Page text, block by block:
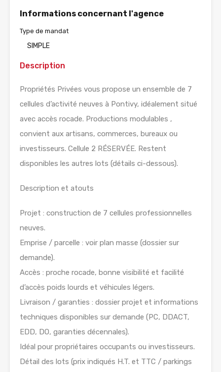
Informations concernant l'agence
Type de mandat
SIMPLE
Description
Propriétés Privées vous propose un ensemble de 7
cellules d’activité neuves à Pontivy, idéalement situé
avec accès rocade. Productions modulables ,
convient aux artisans, commerces, bureaux ou
investisseurs. Cellule 2 RÉSERVÉE. Restent
disponibles les autres lots (détails ci-dessous).
Description et atouts
Projet : construction de 7 cellules professionnelles
neuves.
Emprise / parcelle : voir plan masse (dossier sur
demande).
Accès : proche rocade, bonne visibilité et facilité
d’accès poids lourds et véhicules légers.
Livraison / garanties : dossier projet et informations
techniques disponibles sur demande (PC, DDACT,
EDD, DO, garanties décennales).
Idéal pour propriétaires occupants ou investisseurs.
Détail des lots (prix indiqués H.T. et TTC / parkings